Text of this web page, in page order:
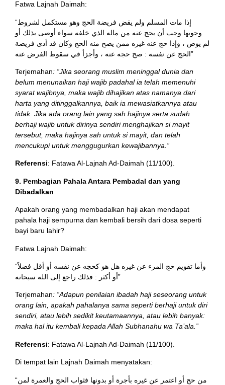
Fatwa Lajnah Daimah:
“إذا مات المسلم ولم يقض فريضة الحج وهو مستكمل لشروط
وجوبها وجب أن يحج عنه من ماله الذي خلفه سواء أوصى بذلك أو
لم يوص ، وإذا حج عنه غيره ممن يصح منه الحج وكان قد أدى فريضة
الحج عن نفسه : صح حجه عنه ، وأجزأ في سقوط الفرض عنه”
Terjemahan: “Jika seorang muslim meninggal dunia dan
belum menunaikan haji wajib padahal ia telah memenuhi
syarat wajibnya, maka wajib dihajikan atas namanya dari
harta yang ditinggalkannya, baik ia mewasiatkannya atau
tidak. Jika ada orang lain yang sah hajinya serta sudah
berhaji wajib untuk dirinya sendiri menghajikan si mayit
tersebut, maka hajinya sah untuk si mayit, dan telah
mencukupi untuk menggugurkan kewajibannya.”
Referensi: Fatawa Al-Lajnah Ad-Daimah (11/100).
9. Pembagian Pahala Antara Pembadal dan yang
Dibadalkan
Apakah orang yang membadalkan haji akan mendapat
pahala haji sempurna dan kembali bersih dari dosa seperti
bayi baru lahir?
Fatwa Lajnah Daimah:
“وأما تقويم حج المرء عن غيره هل هو كحجه عن نفسه أو أقل فضلاً
أو أكثر : فذلك راجع إلى الله سبحانه”
Terjemahan: “Adapun penilaian ibadah haji seseorang untuk
orang lain, apakah pahalanya sama seperti berhaji untuk diri
sendiri, atau lebih sedikit keutamaannya, atau lebih banyak:
maka hal itu kembali kepada Allah Subhanahu wa Ta’ala.”
Referensi: Fatawa Al-Lajnah Ad-Daimah (11/100).
Di tempat lain Lajnah Daimah menyatakan:
“من حج أو اعتمر عن غيره بأجرة أو بدونها فثواب الحج والعمرة لمن